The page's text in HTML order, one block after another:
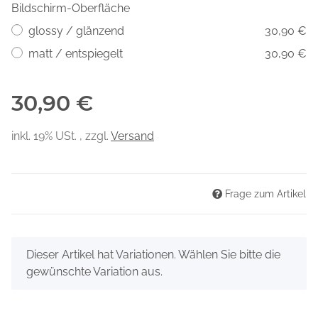
Bildschirm-Oberfläche
glossy / glänzend
30,90 €
matt / entspiegelt
30,90 €
30,90 €
inkl. 19% USt. , zzgl. Versand
Frage zum Artikel
x
Dieser Artikel hat Variationen. Wählen Sie bitte die
gewünschte Variation aus.